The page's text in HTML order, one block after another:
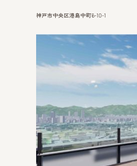
神戸市中央区港島中町6-10-1